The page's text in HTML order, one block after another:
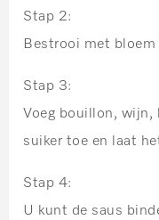
Stap 2:
Bestrooi met
Stap 3:
Voeg bouillon, wijn,
suiker toe en laat
Stap 4:
U kunt de saus